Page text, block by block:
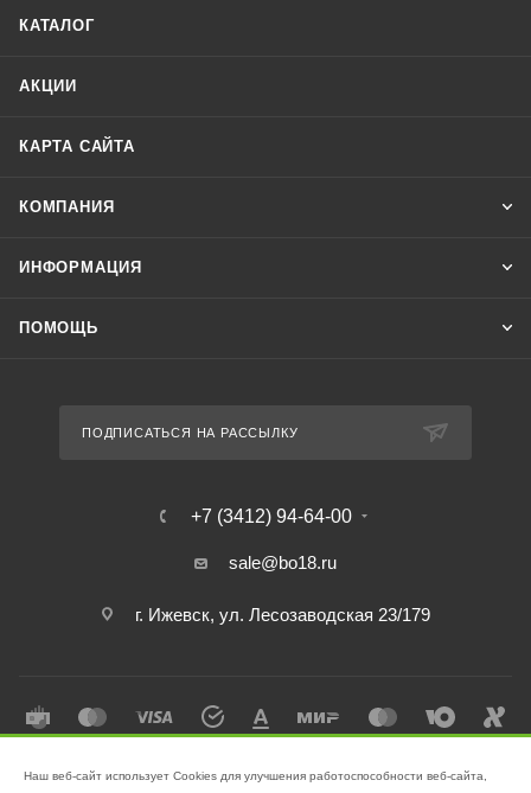
КАТАЛОГ
АКЦИИ
КАРТА САЙТА
КОМПАНИЯ
ИНФОРМАЦИЯ
ПОМОЩЬ
ПОДПИСАТЬСЯ НА РАССЫЛКУ
+7 (3412) 94-64-00
sale@bo18.ru
г. Ижевск, ул. Лесозаводская 23/179
Наш веб-сайт использует Cookies для улучшения работоспособности веб-сайта,